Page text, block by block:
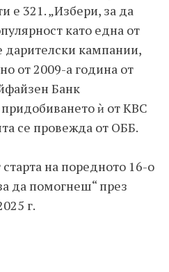
е 321. „Избери, за да
като една от
дарителски кампании,
от 2009-а година от
Банк
ѝ от KBC
се провежда от ОББ.
на поредното 16-о
да помогнеш“ през
г.